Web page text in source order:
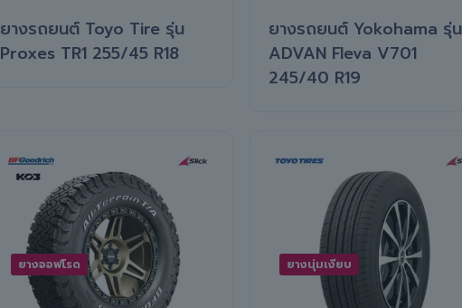
ยางรถยนต์ Toyo Tire รุ่น
Proxes TR1 255/45 R18
ยางรถยนต์ Yokohama รุ่น
ADVAN Fleva V701
245/40 R19
ยางออฟโรด ยางนุ่มเงียบ